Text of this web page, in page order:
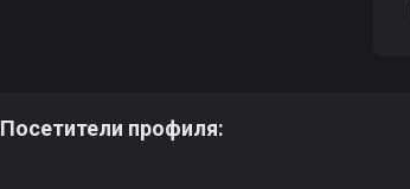
Посетители профиля: